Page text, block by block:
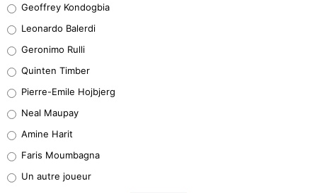
38%
32%
5%
1%
9%
Geoffrey Kondogbia
Leonardo Balerdi
Geronimo Rulli
Quinten Timber
Pierre-Emile Hojbjerg
Neal Maupay
Amine Harit
Faris Moumbagna
Un autre joueur